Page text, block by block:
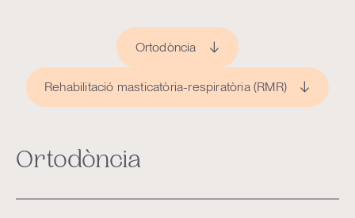
Ortodòncia
Rehabilitació masticatòria-respiratòria (RMR)
Ortodòncia